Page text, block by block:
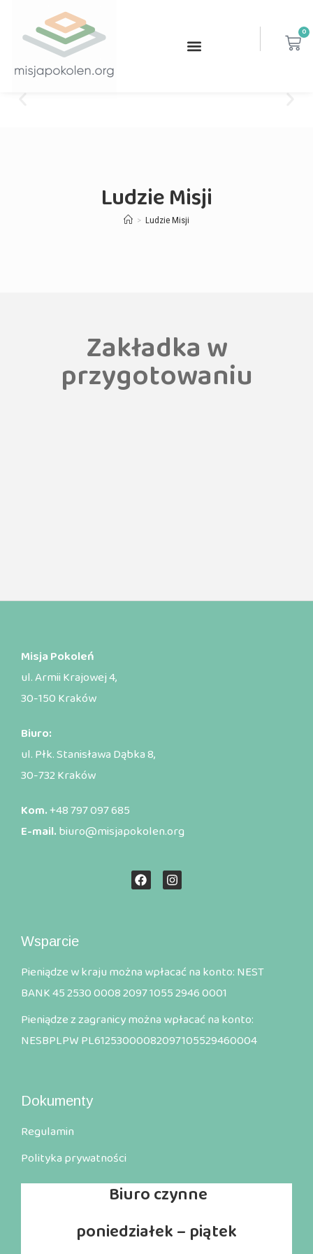
0
Ludzie Misji
> Ludzie Misji
Zakładka w
przygotowaniu
Misja Pokoleń
ul. Armii Krajowej 4,
30-150 Kraków
Biuro:
ul. Płk. Stanisława Dąbka 8,
30-732 Kraków
Kom.+48 797 097 685
E-mail.biuro@misjapokolen.org
Wsparcie
Pieniądze w kraju można wpłacać na konto: NEST
BANK 45 2530 0008 2097 1055 2946 0001
Pieniądze z zagranicy można wpłacać na konto:
NESBPLPW PL61253000082097105529460004
Dokumenty
Regulamin
Polityka prywatności
Biuroczynne
poniedziałek – piątek